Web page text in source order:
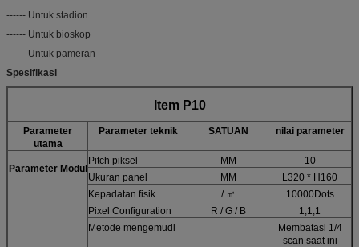
------ Untuk stadion
------ Untuk bioskop
------ Untuk pameran
Spesifikasi
Item P10
Parameter
utama
Parameter teknik SATUAN nilai parameter
Parameter Modul
Pitch piksel MM
10
Ukuran panel
MM
L320 * H160
Kepadatan fisik
/ ㎡
10000Dots
Pixel Configuration
R / G / B
1,1,1
Metode mengemudi
Membatasi 1/4
scan saat ini